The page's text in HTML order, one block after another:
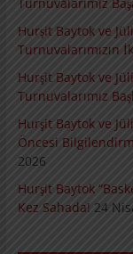
Hurşit Baytok ve
Turnuvalarımızın
Hurşit Baytok ve
Turnuvalarımız
Hurşit Baytok ve
Öncesi
2026
Hurşit Baytok
Kez Sahada! 24